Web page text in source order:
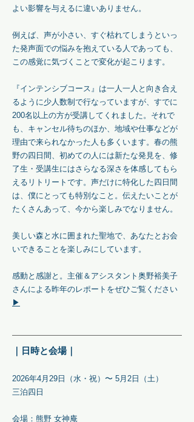
よい影響を与えるに違いありません。
例えば、声が小さい、すぐ枯れてしまうといっ
た発声面での悩みを抱えている人であっても、
この感覚に気づくことで変化が起こります。
『インテンシブコース』は一人一人と向き合え
るように少人数制で行なっていますが、すでに
200名以上の方が受講してくれました。それで
も、キャンセル待ちのほか、地域や仕事などが
理由で来られなかった人も多くいます。春の熊
野の四日間、初めての人には新たな発見を、修
了生・受講生にはさらなる深さを体感してもら
えるリトリートです。声だけに特化した四日間
は、僕にとっても特別なこと。伝えたいことが
たくさんあって、今から楽しみでなりません。
美しい森と水に囲まれた聖地で、あなたとお会
いできることを楽しみにしています。
感動と感謝と。主催＆アシスタント奥野裕美子
さんによる昨年のレポートをぜひご覧ください
▶︎
｜日時と会場｜
2026年4月29日（水・祝）〜 5月2日（土）
三泊四日
会場：熊野 女神庵